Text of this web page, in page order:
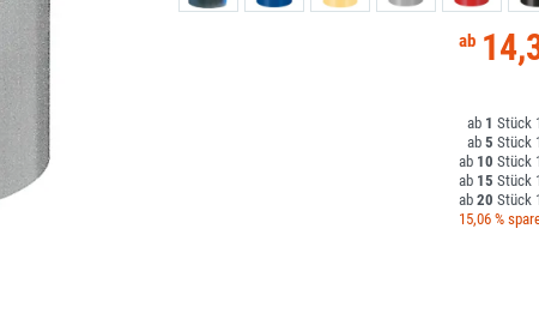
1
5
10
15
20
15,06 %